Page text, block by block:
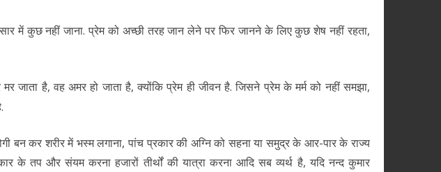
में कुछ नहीं जाना. प्रेम को अच्छी तरह जान लेने पर फिर जानने के लिए कुछ शेष नहीं रहता,
जाता है, वह अमर हो जाता है, क्योंकि प्रेम ही जीवन है. जिसने प्रेम के मर्म को नहीं समझा,
बन कर शरीर में भस्म लगाना, पांच प्रकार की अग्नि को सहना या समुद्र के आर-पार के राज्य
के तप और संयम करना हजारों तीर्थों की यात्रा करना आदि सब व्यर्थ है, यदि नन्द कुमार